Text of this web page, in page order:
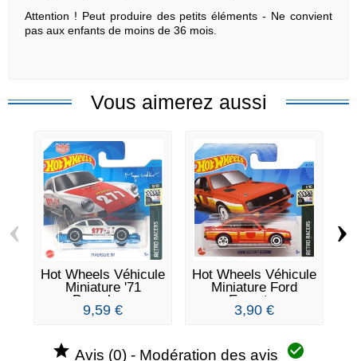
Attention ! Peut produire des petits éléments - Ne convient
pas aux enfants de moins de 36 mois.
Vous aimerez aussi
Hot Wheels Véhicule
Miniature '71
Porsche...
9,59 €
Hot Wheels Véhicule
Miniature Ford
Escort...
3,90 €
‹ ›
 Avis (0) - Modération des avis 